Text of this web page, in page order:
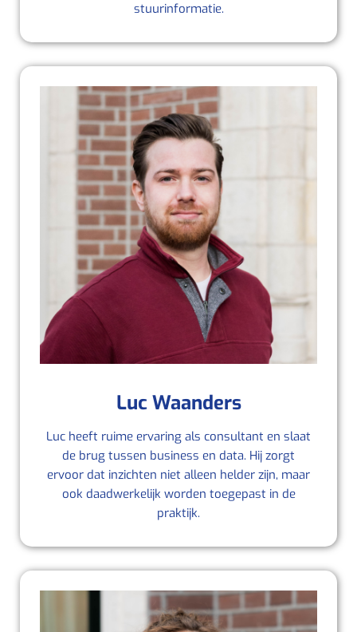
stuurinformatie.
Luc Waanders
Luc heeft ruime ervaring als consultant en slaat
de brug tussen business en data. Hij zorgt
ervoor dat inzichten niet alleen helder zijn, maar
ook daadwerkelijk worden toegepast in de
praktijk.